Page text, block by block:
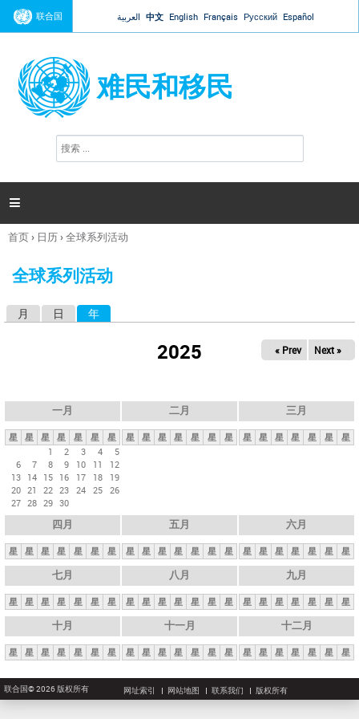
Jump to navigation
联合国 العربية 中文 English Français Русский Español
难民和移民
搜
索

你
这
首页› 日历›全球系列活动
全球系列活动
月 日 年
2025 « Prev Next »
一月
星 星 星 星 星 星
星
1
2 3 4
5
6
7 8 9 10 11
12
13 14 15 16 17 18
19
20 21 22 23 24 25 26
27 28 29 30
二月
星 星 星 星 星 星 星
三月
星 星 星 星 星 星 星
四月
星 星 星 星 星 星 星
五月
星 星 星 星 星 星 星
六月
星 星 星 星 星 星 星
七月
星 星 星 星 星 星 星
八月
星 星 星 星 星 星 星
九月
星 星 星 星 星 星 星
十月
星 星 星 星 星 星 星
十一月
星 星 星 星 星 星 星
十二月
星 星 星 星 星 星 星
联合国© 2026 版权所有 网址索引 网站地图 联系我们 版权所有